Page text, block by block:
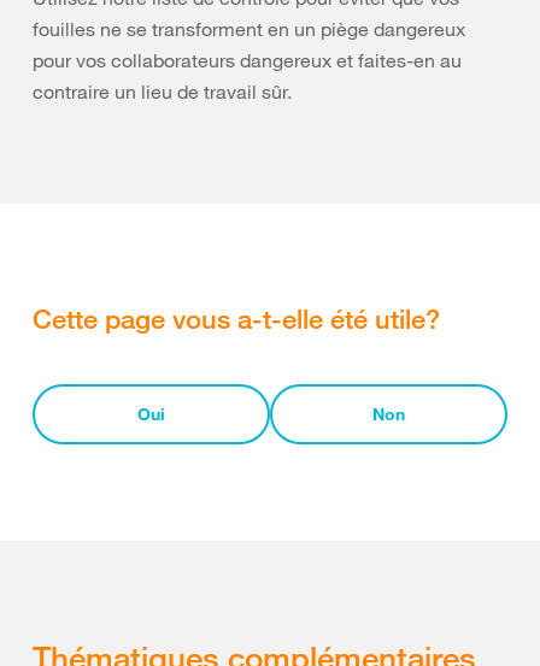
fouilles ne se transforment en un piège dangereux
pour vos collaborateurs dangereux et faites-en au
contraire un lieu de travail sûr.
Cette page vous a-t-elle été utile?
Oui Non
Thématiques complémentaires